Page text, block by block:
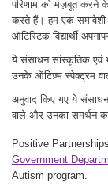
परिणाम को मज़बूत करने
करते हैं। हम एक समावेशी
ऑटिस्टिक विद्यार्थी
ये संसाधन सांस्कृतिक एवं
उनके ऑटिज़्म स्पेक्ट्रम
अनुवाद किए गए ये
वाले और उनका समर्थन
Positive
Government
Autism program.